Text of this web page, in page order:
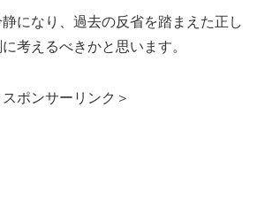
になり、過去の反省を踏まえた正し
考えるべきかと思います。
スポンサーリンク＞